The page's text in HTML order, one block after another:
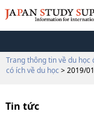
Trang thông tin về du học
có ích về du học > 2019/
Tin tức